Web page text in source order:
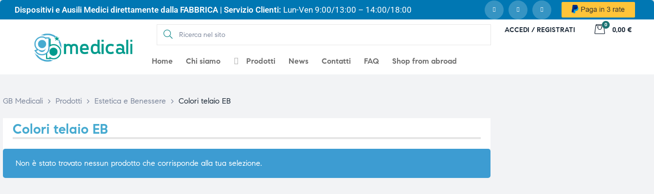
Dispositivi e Ausili Medici direttamente dalla FABBRICA | Servizio Clienti: Lun-Ven 9:00/13:00 – 14:00/18:00
ACCEDI / REGISTRATI
0
0,00 €
Home Chi siamo Prodotti News Contatti FAQ Shop from abroad
GB Medicali > Prodotti > Estetica e Benessere > Colori telaio EB
Colori telaio EB
Non è stato trovato nessun prodotto che corrisponde alla tua selezione.